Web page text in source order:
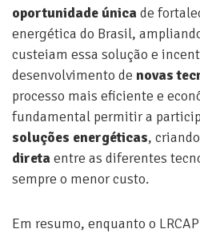
oportunidade únicade
energética do Brasil,
custeiam essa solução e
desenvolvimento de novas
processo mais eficiente e
fundamental permitir a
soluções energéticas,
diretaentre as diferentes
sempre o menor custo.
Em resumo, enquanto o